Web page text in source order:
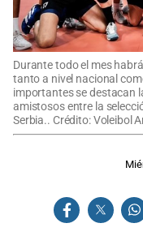
Durante todo el mes
tanto a nivel nacional
importantes se destacan
amistosos entre la
Serbia.. Crédito: Voleibol